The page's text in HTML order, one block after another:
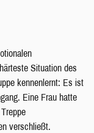
Situation des
kennenlernt: Es ist
Eine Frau hatte
verschließt.